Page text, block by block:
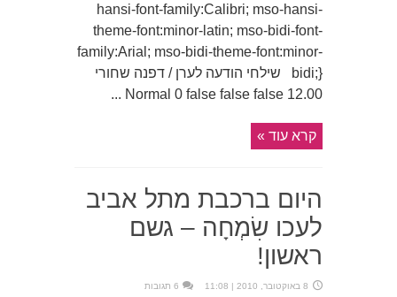
hansi-font-family:Calibri; mso-hansi-
theme-font:minor-latin; mso-bidi-font-
family:Arial; mso-bidi-theme-font:minor-
bidi;} שילחי הודעה לערן / דפנה שחורי
12.00 Normal 0 false false false ...
קרא עוד »
היום ברכבת מתל אביב
לעכו שִׂמְחָה – גשם
ראשון!
8 באוקטובר, 2010 | 11:08 6 תגובות